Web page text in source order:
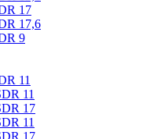
17
17,6
9
11
11
17
11
17